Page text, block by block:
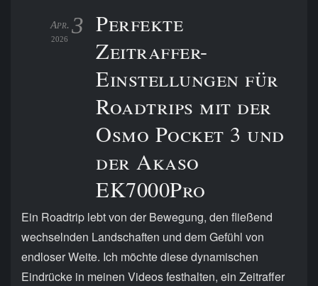
3
Apr.
2026
Perfekte
Zeitraffer-
Einstellungen für
Roadtrips mit der
Osmo Pocket 3 und
der Akaso
EK7000Pro
Ein Roadtrip lebt von der Bewegung, den fließend
wechselnden Landschaften und dem Gefühl von
endloser Weite. Ich möchte diese dynamischen
Eindrücke in meinen Videos festhalten, ein Zeitraffer